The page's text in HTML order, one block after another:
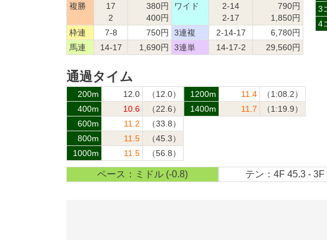
複勝
17
2
380円
400円
ワイド
2-14
2-17
790円
1,850円
枠連
7-8 750円 3連複 2-14-17
6,780円
馬連
14-17 1,690円 3連単 14-17-2 29,560円
3
4
通過タイム
200m 12.0
（12.0）
400m
10.6
（22.6）
600m
11.2
（33.8）
800m
11.5
（45.3）
1000m
11.5 （56.8）
1200m 11.4
（1:08.2）
1400m
11.7 （1:19.9）
ペース：ミドル (-0.8) テン：4F 45.3 -